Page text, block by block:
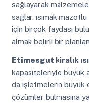
sağlayarak
sağlar. ısımak mazotlu
için birçok faydası
almak belirli bir
Etimesgut kiralık
kapasiteleriyle büyük
da işletmelerin büyük
çözümler bulmasına